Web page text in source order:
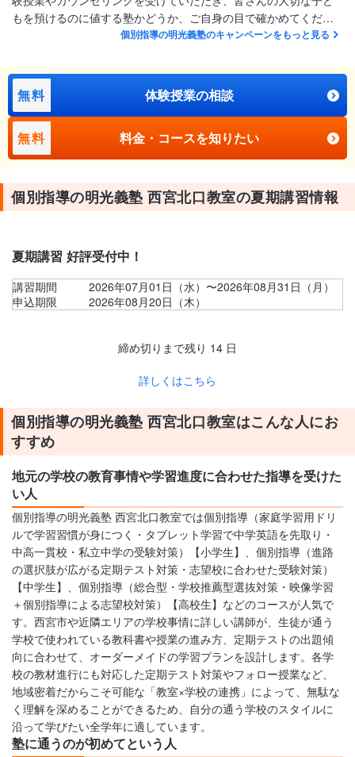
もを預けるのに値する塾かどうか、ご自身の目で確かめてくださ
い。保護者のご相談にも経験豊富な教室長がお応えいたします。
個別指導の明光義塾のキャンペーンをもっと見る
無料 体験授業の相談
無料 料金・コースを知りたい
個別指導の明光義塾 西宮北口教室の夏期講習情報
夏期講習 好評受付中！
講習期間
2026年07月01日（水）〜2026年08月31日（月）
申込期限
2026年08月20日（木）
締め切りまで残り 14 日
詳しくはこちら
個別指導の明光義塾 西宮北口教室はこんな人にお
すすめ
地元の学校の教育事情や学習進度に合わせた指導を受けた
い人
個別指導の明光義塾 西宮北口教室では個別指導（家庭学習用ドリ
ルで学習習慣が身につく・タブレット学習で中学英語を先取り・
中高一貫校・私立中学の受験対策）【小学生】、個別指導（進路
の選択肢が広がる定期テスト対策・志望校に合わせた受験対策）
【中学生】、個別指導（総合型・学校推薦型選抜対策・映像学習
＋個別指導による志望校対策）【高校生】などのコースが人気で
す。西宮市や近隣エリアの学校事情に詳しい講師が、生徒が通う
学校で使われている教科書や授業の進み方、定期テストの出題傾
向に合わせて、オーダーメイドの学習プランを設計します。各学
校の教材進行にも対応した定期テスト対策やフォロー授業など、
地域密着だからこそ可能な「教室×学校の連携」によって、無駄な
く理解を深めることができるため、自分の通う学校のスタイルに
沿って学びたい全学年に適しています。
塾に通うのが初めてという人